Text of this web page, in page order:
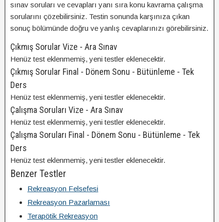
sınav soruları ve cevapları yanı sıra konu kavrama çalışma
sorularını çözebilirsiniz. Testin sonunda karşınıza çıkan
sonuç bölümünde doğru ve yanlış cevaplarınızı görebilirsiniz.
Çıkmış Sorular Vize - Ara Sınav
Henüz test eklenmemiş, yeni testler eklenecektir.
Çıkmış Sorular Final - Dönem Sonu - Bütünleme - Tek
Ders
Henüz test eklenmemiş, yeni testler eklenecektir.
Çalışma Soruları Vize - Ara Sınav
Henüz test eklenmemiş, yeni testler eklenecektir.
Çalışma Soruları Final - Dönem Sonu - Bütünleme - Tek
Ders
Henüz test eklenmemiş, yeni testler eklenecektir.
Benzer Testler
Rekreasyon Felsefesi
Rekreasyon Pazarlaması
Terapötik Rekreasyon